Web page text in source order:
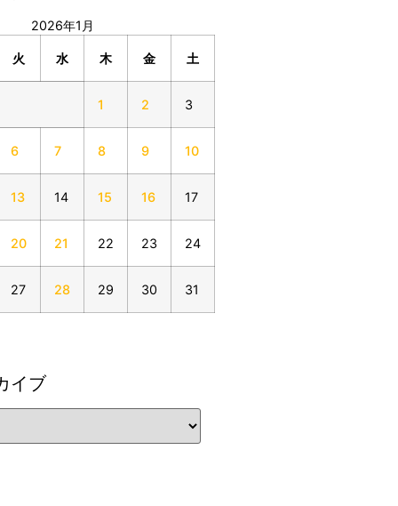
2026年1月
火 水 木 金 土
1 2 3
6 7 8 9 10
13 14 15 16 17
20 21 22 23 24
27 28 29 30 31
イブ